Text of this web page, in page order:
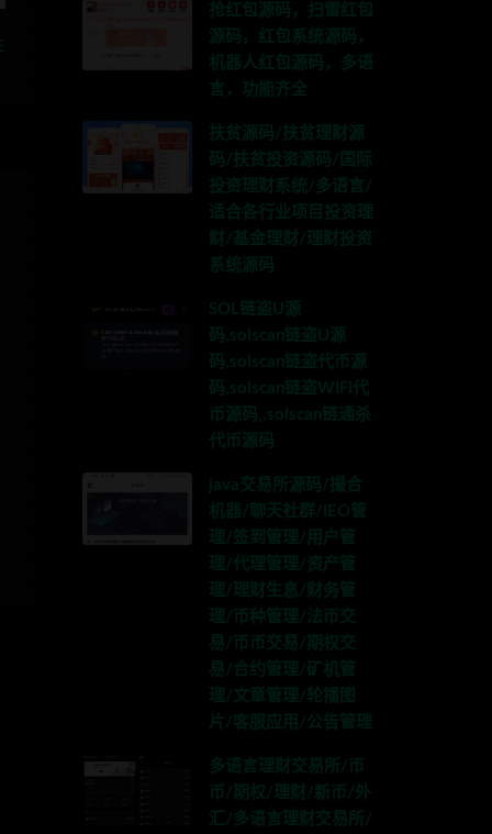
抢红包源码，扫雷红包
源码，红包系统源码，
机器人红包源码，多语
言，功能齐全
扶贫源码/扶贫理财源
码/扶贫投资源码/国际
投资理财系统/多语言/
适合各行业项目投资理
财/基金理财/理财投资
系统源码
SOL链盗U源
码,solscan链盗U源
码,solscan链盗代币源
码,solscan链盗WIFI代
币源码,,solscan链通杀
代币源码
java交易所源码/撮合
机器/聊天社群/IEO管
理/签到管理/用户管
理/代理管理/资产管
理/理财生息/财务管
理/币种管理/法币交
易/币币交易/期权交
易/合约管理/矿机管
理/文章管理/轮播图
片/客服应用/公告管理
多语言理财交易所/币
币/期权/理财/新币/外
汇/多语言理财交易所/